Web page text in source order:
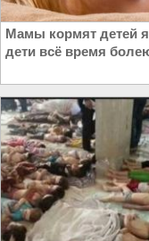
Мамы кормят детей
дети всё время